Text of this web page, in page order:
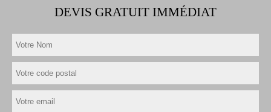
DEVIS GRATUIT IMMÉDIAT